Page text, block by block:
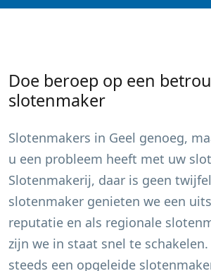
Doe beroep op een
slotenmaker
Slotenmakers in Geel genoeg,
u een probleem heeft met uw
Slotenmakerij, daar is geen
slotenmaker genieten we een
reputatie en als regionale
zijn we in staat snel te
steeds een opgeleide